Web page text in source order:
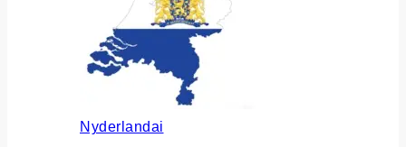
Nyderlandai